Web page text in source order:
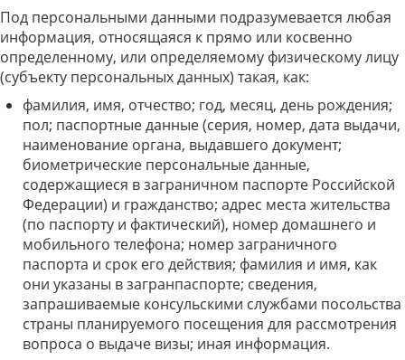
Под персональными данными подразумевается любая
информация, относящаяся к прямо или косвенно
определенному, или определяемому физическому лицу
(субъекту персональных данных) такая, как:
фамилия, имя, отчество; год, месяц, день рождения;
пол; паспортные данные (серия, номер, дата выдачи,
наименование органа, выдавшего документ;
биометрические персональные данные,
содержащиеся в заграничном паспорте Российской
Федерации) и гражданство; адрес места жительства
(по паспорту и фактический), номер домашнего и
мобильного телефона; номер заграничного
паспорта и срок его действия; фамилия и имя, как
они указаны в загранпаспорте; сведения,
запрашиваемые консульскими службами посольства
страны планируемого посещения для рассмотрения
вопроса о выдаче визы; иная информация.